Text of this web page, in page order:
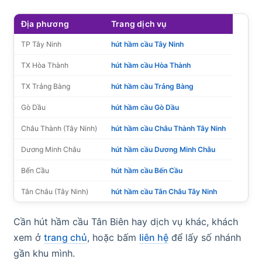
Địa phương Trang dịch vụ
TP Tây Ninh hút hầm cầu Tây Ninh
TX Hòa Thành hút hầm cầu Hòa Thành
TX Trảng Bàng hút hầm cầu Trảng Bàng
Gò Dầu hút hầm cầu Gò Dầu
Châu Thành (Tây Ninh) hút hầm cầu Châu Thành Tây Ninh
Dương Minh Châu hút hầm cầu Dương Minh Châu
Bến Cầu hút hầm cầu Bến Cầu
Tân Châu (Tây Ninh) hút hầm cầu Tân Châu Tây Ninh
Cần hút hầm cầu Tân Biên hay dịch vụ khác, khách
xem ở trang chủ, hoặc bấm liên hệ để lấy số nhánh
gần khu mình.